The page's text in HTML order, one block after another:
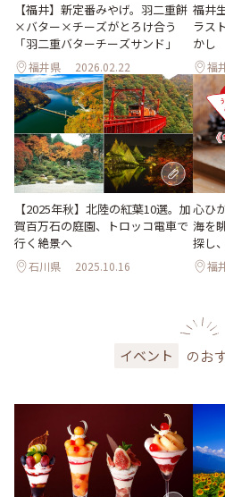
【福井】新定番みやげ。羽二重餅
×バター×チーズがとろけ合う
「羽二重バターチーズサンド」
福井県 2026.02.22
福井
ラス
かし
福
【2025年秋】北陸の紅葉10選。加
賀百万石の庭園、トロッコ電車で
行く絶景へ
石川県 2025.10.16
心ひ
海を
探し
福
イベント のお